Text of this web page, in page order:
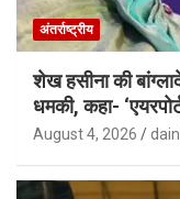
अंतर्राष्ट्रीय
शेख हसीना की
धमकी, कहा-
August 4, 2026